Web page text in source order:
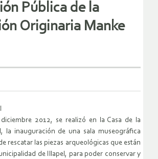
Pública de la
Originaria Manke
2012, se realizó en la Casa de la
la inauguración de una sala museográfica
rescatar las piezas arqueológicas que están
de Illapel, para poder conservar y